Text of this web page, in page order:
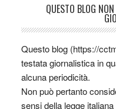
QUESTO BLOG
Questo blog (https://
testata giornalistica in
alcuna periodicità.
Non può pertanto
sensi della legge